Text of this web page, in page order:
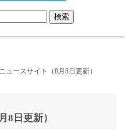
ュースサイト（8月8日更新）
8日更新）